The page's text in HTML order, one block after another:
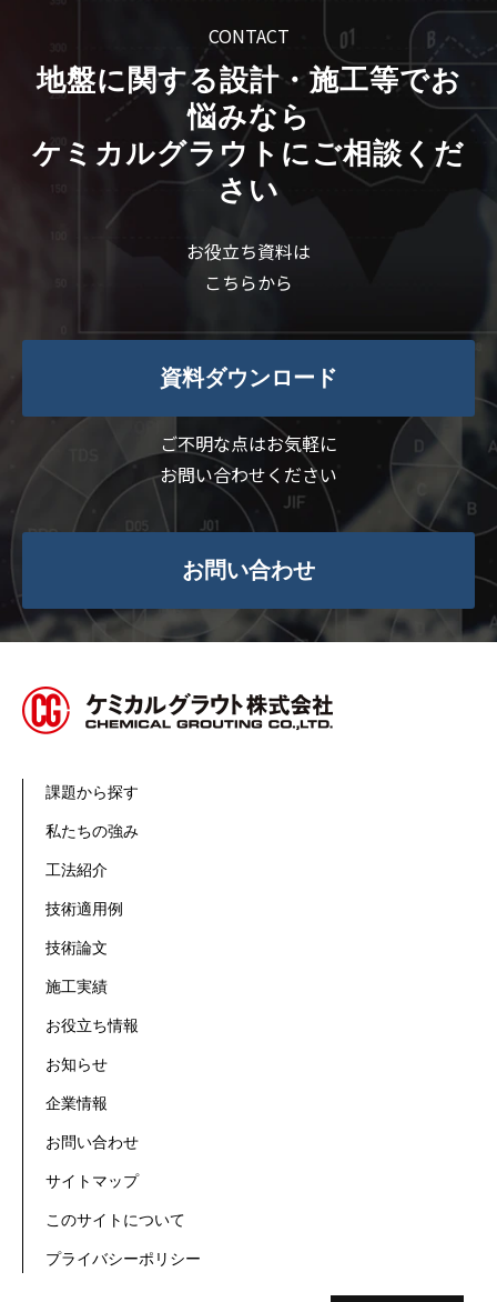
CONTACT
地盤に関する設計・施工等でお
悩みなら
ケミカルグラウトにご相談くだ
さい
お役立ち資料は
こちらから
資料ダウンロード
ご不明な点はお気軽に
お問い合わせください
お問い合わせ
課題から探す
私たちの強み
工法紹介
技術適用例
技術論文
施工実績
お役立ち情報
お知らせ
企業情報
お問い合わせ
サイトマップ
このサイトについて
プライバシーポリシー